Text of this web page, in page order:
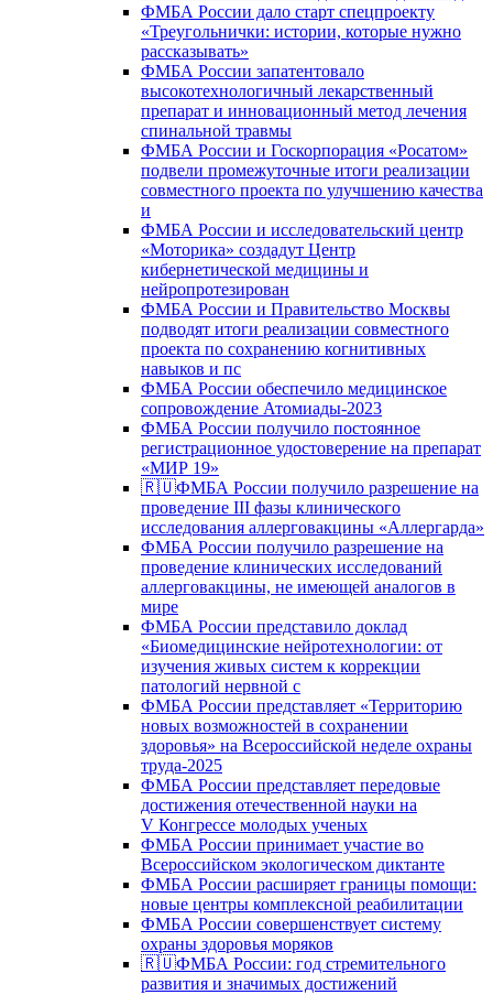
ФМБА России дало старт спецпроекту
«Треугольнички: истории, которые нужно
рассказывать»
ФМБА России запатентовало
высокотехнологичный лекарственный
препарат и инновационный метод лечения
спинальной травмы
ФМБА России и Госкорпорация «Росатом»
подвели промежуточные итоги реализации
совместного проекта по улучшению качества
и
ФМБА России и исследовательский центр
«Моторика» создадут Центр
кибернетической медицины и
нейропротезирован
ФМБА России и Правительство Москвы
подводят итоги реализации совместного
проекта по сохранению когнитивных
навыков и пс
ФМБА России обеспечило медицинское
сопровождение Атомиады-2023
ФМБА России получило постоянное
регистрационное удостоверение на препарат
«МИР 19»
🇷🇺ФМБА России получило разрешение на
проведение III фазы клинического
исследования аллерговакцины «Аллергарда»
ФМБА России получило разрешение на
проведение клинических исследований
аллерговакцины, не имеющей аналогов в
мире
ФМБА России представило доклад
«Биомедицинские нейротехнологии: от
изучения живых систем к коррекции
патологий нервной с
ФМБА России представляет «Территорию
новых возможностей в сохранении
здоровья» на Всероссийской неделе охраны
труда-2025
ФМБА России представляет передовые
достижения отечественной науки на
V Конгрессе молодых ученых
ФМБА России принимает участие во
Всероссийском экологическом диктанте
ФМБА России расширяет границы помощи:
новые центры комплексной реабилитации
ФМБА России совершенствует систему
охраны здоровья моряков
🇷🇺ФМБА России: год стремительного
развития и значимых достижений